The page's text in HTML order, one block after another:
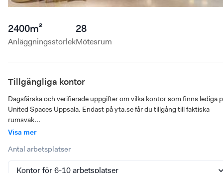
2400m²
Anläggningsstorlek
28
Mötesrum
Tillgängliga kontor
Dagsfärska och verifierade uppgifter om vilka kontor som finns lediga
United Spaces Uppsala. Endast på yta.se får du tillgång till faktiska
rumsvak...
Visa mer
Antal arbetsplatser